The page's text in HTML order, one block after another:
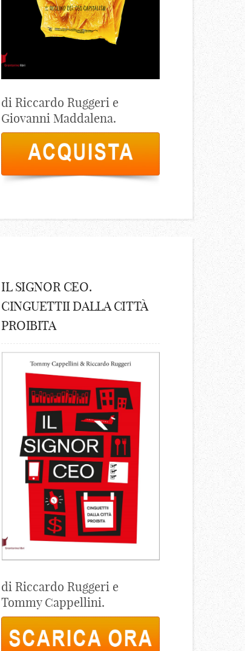
di Riccardo Ruggeri e
Giovanni Maddalena.
IL SIGNOR CEO.
CINGUETTII DALLA CITTÀ
PROIBITA
di Riccardo Ruggeri e
Tommy Cappellini.